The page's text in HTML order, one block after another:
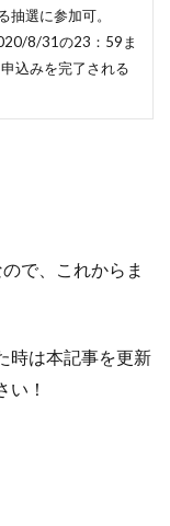
選に参加可。
8/31の23：59ま
込みを完了される
で、これからま
時は本記事を更新
い！